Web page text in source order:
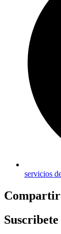
servicios
Compartir